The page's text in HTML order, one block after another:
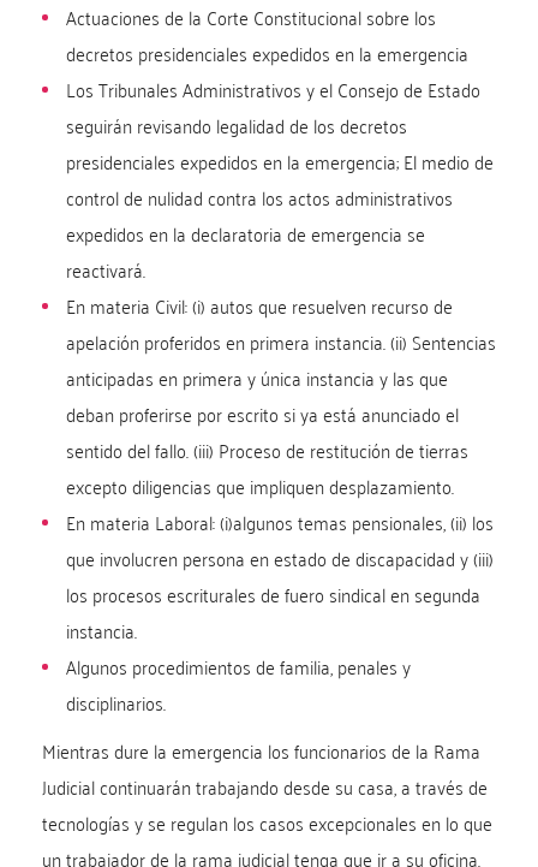
Actuaciones de la Corte Constitucional sobre los
decretos presidenciales expedidos en la emergencia
Los Tribunales Administrativos y el Consejo de Estado
seguirán revisando legalidad de los decretos
presidenciales expedidos en la emergencia; El medio de
control de nulidad contra los actos administrativos
expedidos en la declaratoria de emergencia se
reactivará.
En materia Civil: (i) autos que resuelven recurso de
apelación proferidos en primera instancia. (ii) Sentencias
anticipadas en primera y única instancia y las que
deban proferirse por escrito si ya está anunciado el
sentido del fallo. (iii) Proceso de restitución de tierras
excepto diligencias que impliquen desplazamiento.
En materia Laboral: (i)algunos temas pensionales, (ii) los
que involucren persona en estado de discapacidad y (iii)
los procesos escriturales de fuero sindical en segunda
instancia.
Algunos procedimientos de familia, penales y
disciplinarios.
Mientras dure la emergencia los funcionarios de la Rama
Judicial continuarán trabajando desde su casa, a través de
tecnologías y se regulan los casos excepcionales en lo que
un trabajador de la rama judicial tenga que ir a su oficina.